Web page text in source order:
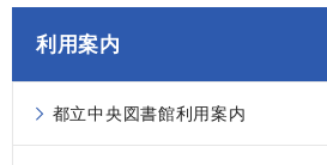
利用案内
都立中央図書館利用案内